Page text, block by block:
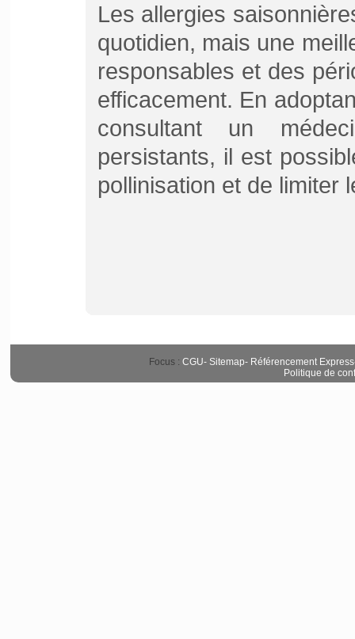
Les allergies
quotidien, mais une
responsables et des
efficacement. En
consultant un
persistants, il est
pollinisation et de limiter
Focus : CGU- Sitemap- Référencement Express
Politique de